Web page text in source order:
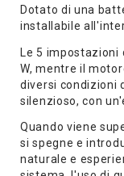
Dotato di una
installabile
Le 5 impostazioni
W, mentre il
diversi condizioni
silenzioso, con
Quando viene
si spegne e
naturale e